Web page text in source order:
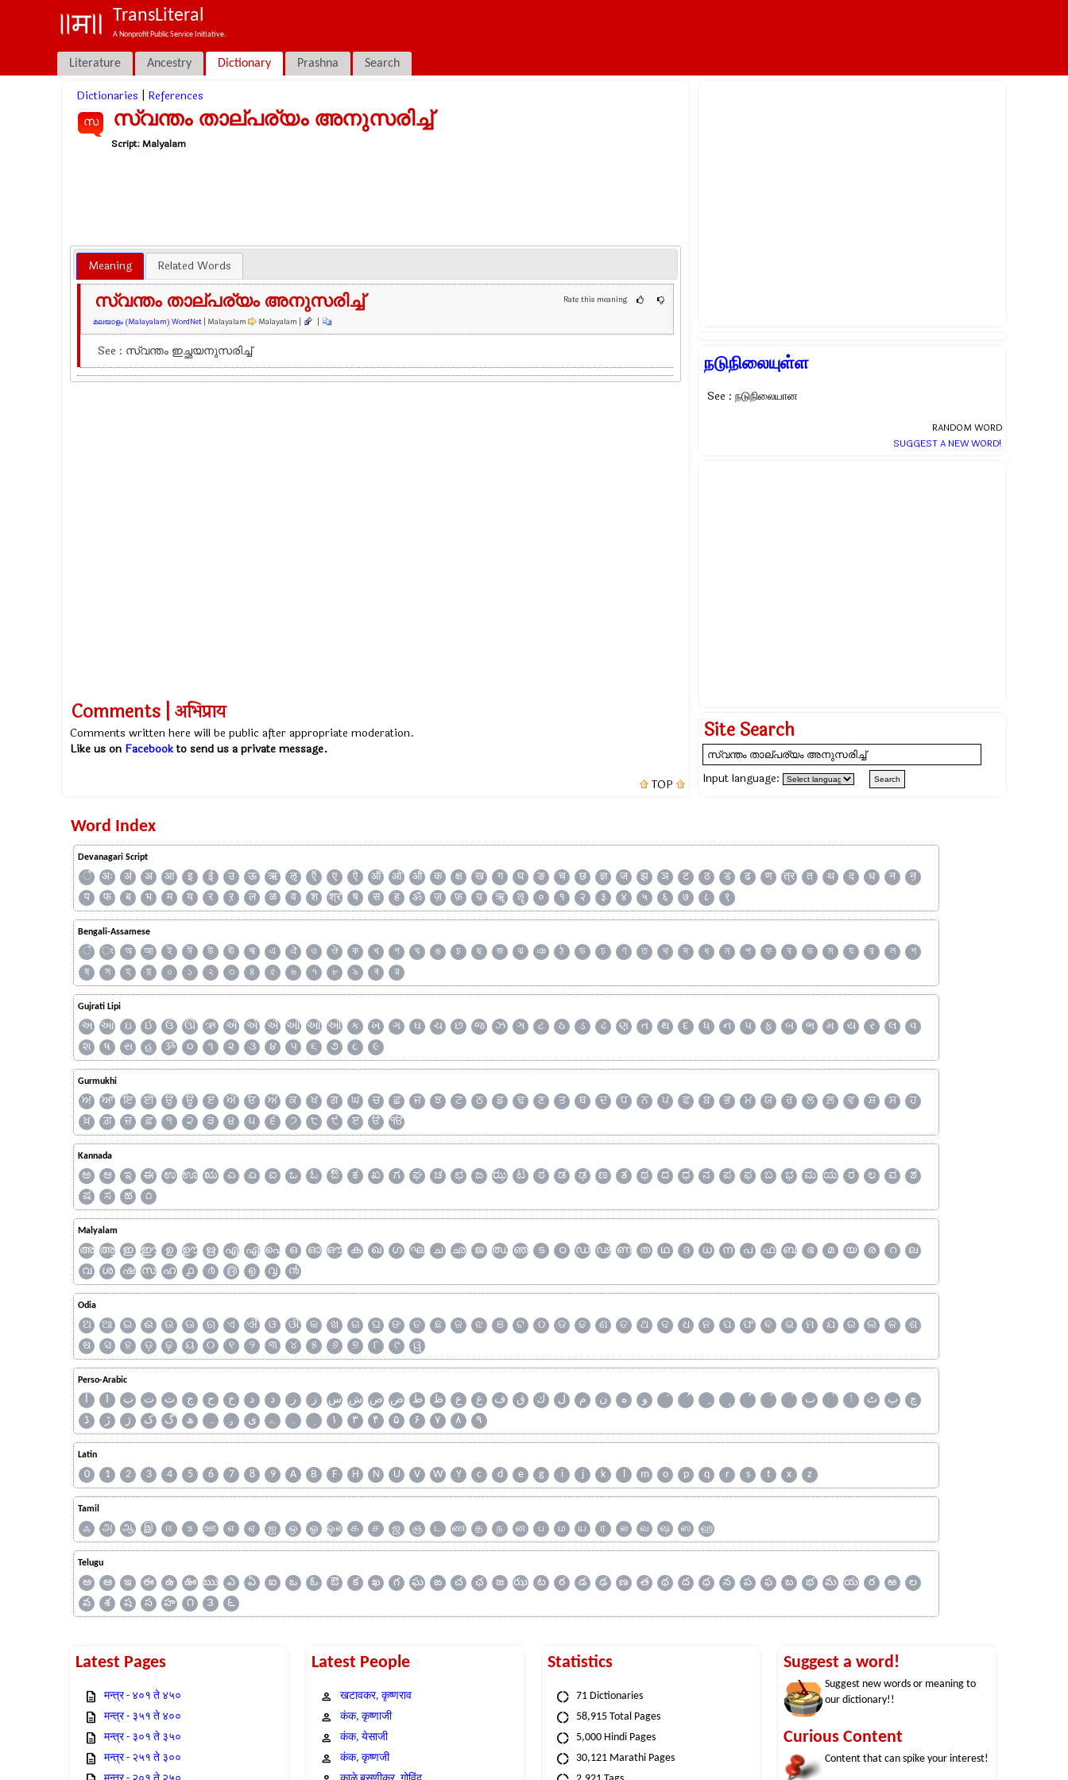
TransLiteral
A Nonprofit Public Service Initiative.
Literature Ancestry Dictionary Prashna Search
Dictionaries References
സ സ്വന്തം താല്പര്യം അനുസരിച്ച്
Script:Malyalam
Meaning Related Words
Rate this meaning
സ്വന്തം താല്പര്യം അനുസരിച്ച്
മലയാളം (Malayalam) WordNet| Malayalam Malayalam | |
See : സ്വന്തം ഇച്ഛയനുസരിച്ച്
Comments | अभिप्राय
Comments written here will be public after appropriate moderation.
Like us on Facebookto send us a private message.
TOP
நடுநிலையுள்ள
See : நடுநிலையான
RANDOM WORD
SUGGEST A NEW WORD!
Site Search
Input language:
Word Index
Devanagari Script
ँ अः अं अ आ इ ई उ ऊ ऋ ऌ ऍ ए ऐ ऑ ओ औ क क्ष ख ग घ ङ च छ ज्ञ ज झ ञ ट ठ ड ढ ण त्र त थ द ध न
ऩ
प
फ ब भ म य र ऱ ल ळ व श श्र ष स ह ॐ ज़ फ़ य़ ॠ ॡ ० १ २ ३ ४ ५ ६ ७ ८ ९
Bengali-Assamese
ঁ ং অ আ ই ঈ উ ঊ ঋ এ ঐ ও ঔ ক খ গ ঘ ঙ চ ছ জ ঝ ঞ ঠ ড ঢ ণ ত থ দ ধ ন প ফ ব ভ ম য র ল
শ
ষ
স হ য় ০ ১ ২ ৩ ৪ ৫ ৬ ৭ ৮ ৯ ৰ ৱ
Gujrati Lipi
અ આ ઇ ઈ ઉ ઊ ઋ ઍ એ ઐ ઑ ઓ ઔ ક ખ ગ ઘ ચ છ જ ઝ ઞ ટ ઠ ડ ઢ ણ ત થ દ ધ ન પ ફ બ ભ મ ય ર લ
વ
શ
ષ સ હ ૐ ૦ ૧ ૨ ૩ ૪ ૫ ૬ ૭ ૮ ૯
Gurmukhi
ਅ ਆ ਇ ਈ ਉ ਊ ਏ ਐ ਓ ਔ ਕ ਖ ਗ ਘ ਚ ਛ ਜ ਝ ਟ ਠ ਡ ਢ ਣ ਤ ਥ ਦ ਧ ਨ ਪ ਫ ਬ ਭ ਮ ਯ ਰ ਲ ਲ਼ ਵ ਸ਼ ਸ
ਹ
ਖ਼
ਗ਼ ਜ਼ ਫ਼ ੧ ੨ ੩ ੪ ੫ ੬ ੭ ੮ ੯ ੲ ੳ ੴ
Kannada
ಅ ಆ ಇ ಈ ಉ ಊ ಋ ಎ ಏ ಐ ಒ ಓ ಔ ಕ ಖ ಗ ಘ ಚ ಛ ಜ ಝ ಟ ಠ ಡ ಢ ಣ ತ ಥ ದ ಧ ನ ಪ ಫ ಬ ಭ ಮ ಯ ರ ಲ ವ
ಶ
ಷ
ಸ ಹ ೧
Malyalam
അ ആ ഇ ഈ ഉ ഊ ഋ എ ഏ ഐ ഒ ഓ ഔ ക ഖ ഗ ഘ ച ഛ ജ ഝ ഞ ട ഠ ഡ ഢ ണ ത ഥ ദ ധ ന പ ഫ ബ ഭ മ യ ര റ
ല
വ
ശ ഷ സ ഹ ൧ ൪ ൫ ൭ ൮ ൯
Odia
ଅ ଆ ଇ ଈ ଉ ଊ ଋ ଏ ଐ ଓ ଔ କ ଖ ଗ ଘ ଙ ଚ ଛ ଜ ଝ ଞ ଟ ଠ ଡ ଢ ଣ ତ ଥ ଦ ଧ ନ ପ ଫ ବ ଭ ମ ଯ ର ଲ ଳ
ଶ
ଷ
ସ ହ ଡ଼ ଢ଼ ୟ ୦ ୧ ୨ ୩ ୪ ୫ ୬ ୭ ୮ ୯ ୱ
Perso-Arabic
آ ا ب ت ث ج ح خ د ذ ر ز س ش ص ض ط ظ ع غ ف ق ك ل م ن ه و ٮ ٲ ٹ پ
چ
ڈ
ڑ ژ ک گ ھ ہ ۄ ی ے ۔ ۱ ۳ ۴ ۵ ۶ ۷ ۸ ۹
Latin
0 1 2 3 4 5 6 7 8 9 A B F H N U V W Y c d e g i j k l m o p q r s t x z
Tamil
ஃ அ ஆ இ ஈ உ ஊ எ ஏ ஐ ஒ ஓ ஔ க ச ஜ ஞ ட ண த ந ன ப ம ய ர ல வ ஷ ஸ ஹ
Telugu
అ ఆ ఇ ఈ ఉ ఊ ఋ ఎ ఏ ఐ ఒ ఓ ఔ క ఖ గ ఘ ఙ చ ఛ జ ఝ ట ఠ డ ఢ ణ త థ ద ధ న ప ఫ బ భ మ య ర ఱ
ల
వ
శ ష స హ ౧ ౩ ౬
Latest Pages
मन्त्र - ४०१ ते ४५०
मन्त्र - ३५१ ते ४००
मन्त्र - ३०१ ते ३५०
मन्त्र - २५१ ते ३००
Latest People
खटावकर, कृष्णराव
कंक, कृष्णाजी
कंक, येसाजी
कंक, कृष्णजी
Statistics
71 Dictionaries
58,915 Total Pages
5,000 Hindi Pages
30,121 Marathi Pages
Suggest a word!
Suggest new words or meaning to
our dictionary!!
Curious Content
Content that can spike your interest!